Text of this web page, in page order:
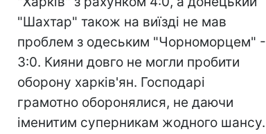
"Шахтар" також на виїзді не мав
проблем з одеським "Чорноморцем" -
3:0. Кияни довго не могли пробити
оборону харків'ян. Господарі
грамотно оборонялися, не даючи
іменитим суперникам жодного шансу.